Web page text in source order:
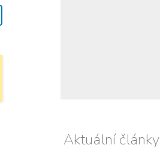
Aktuální články